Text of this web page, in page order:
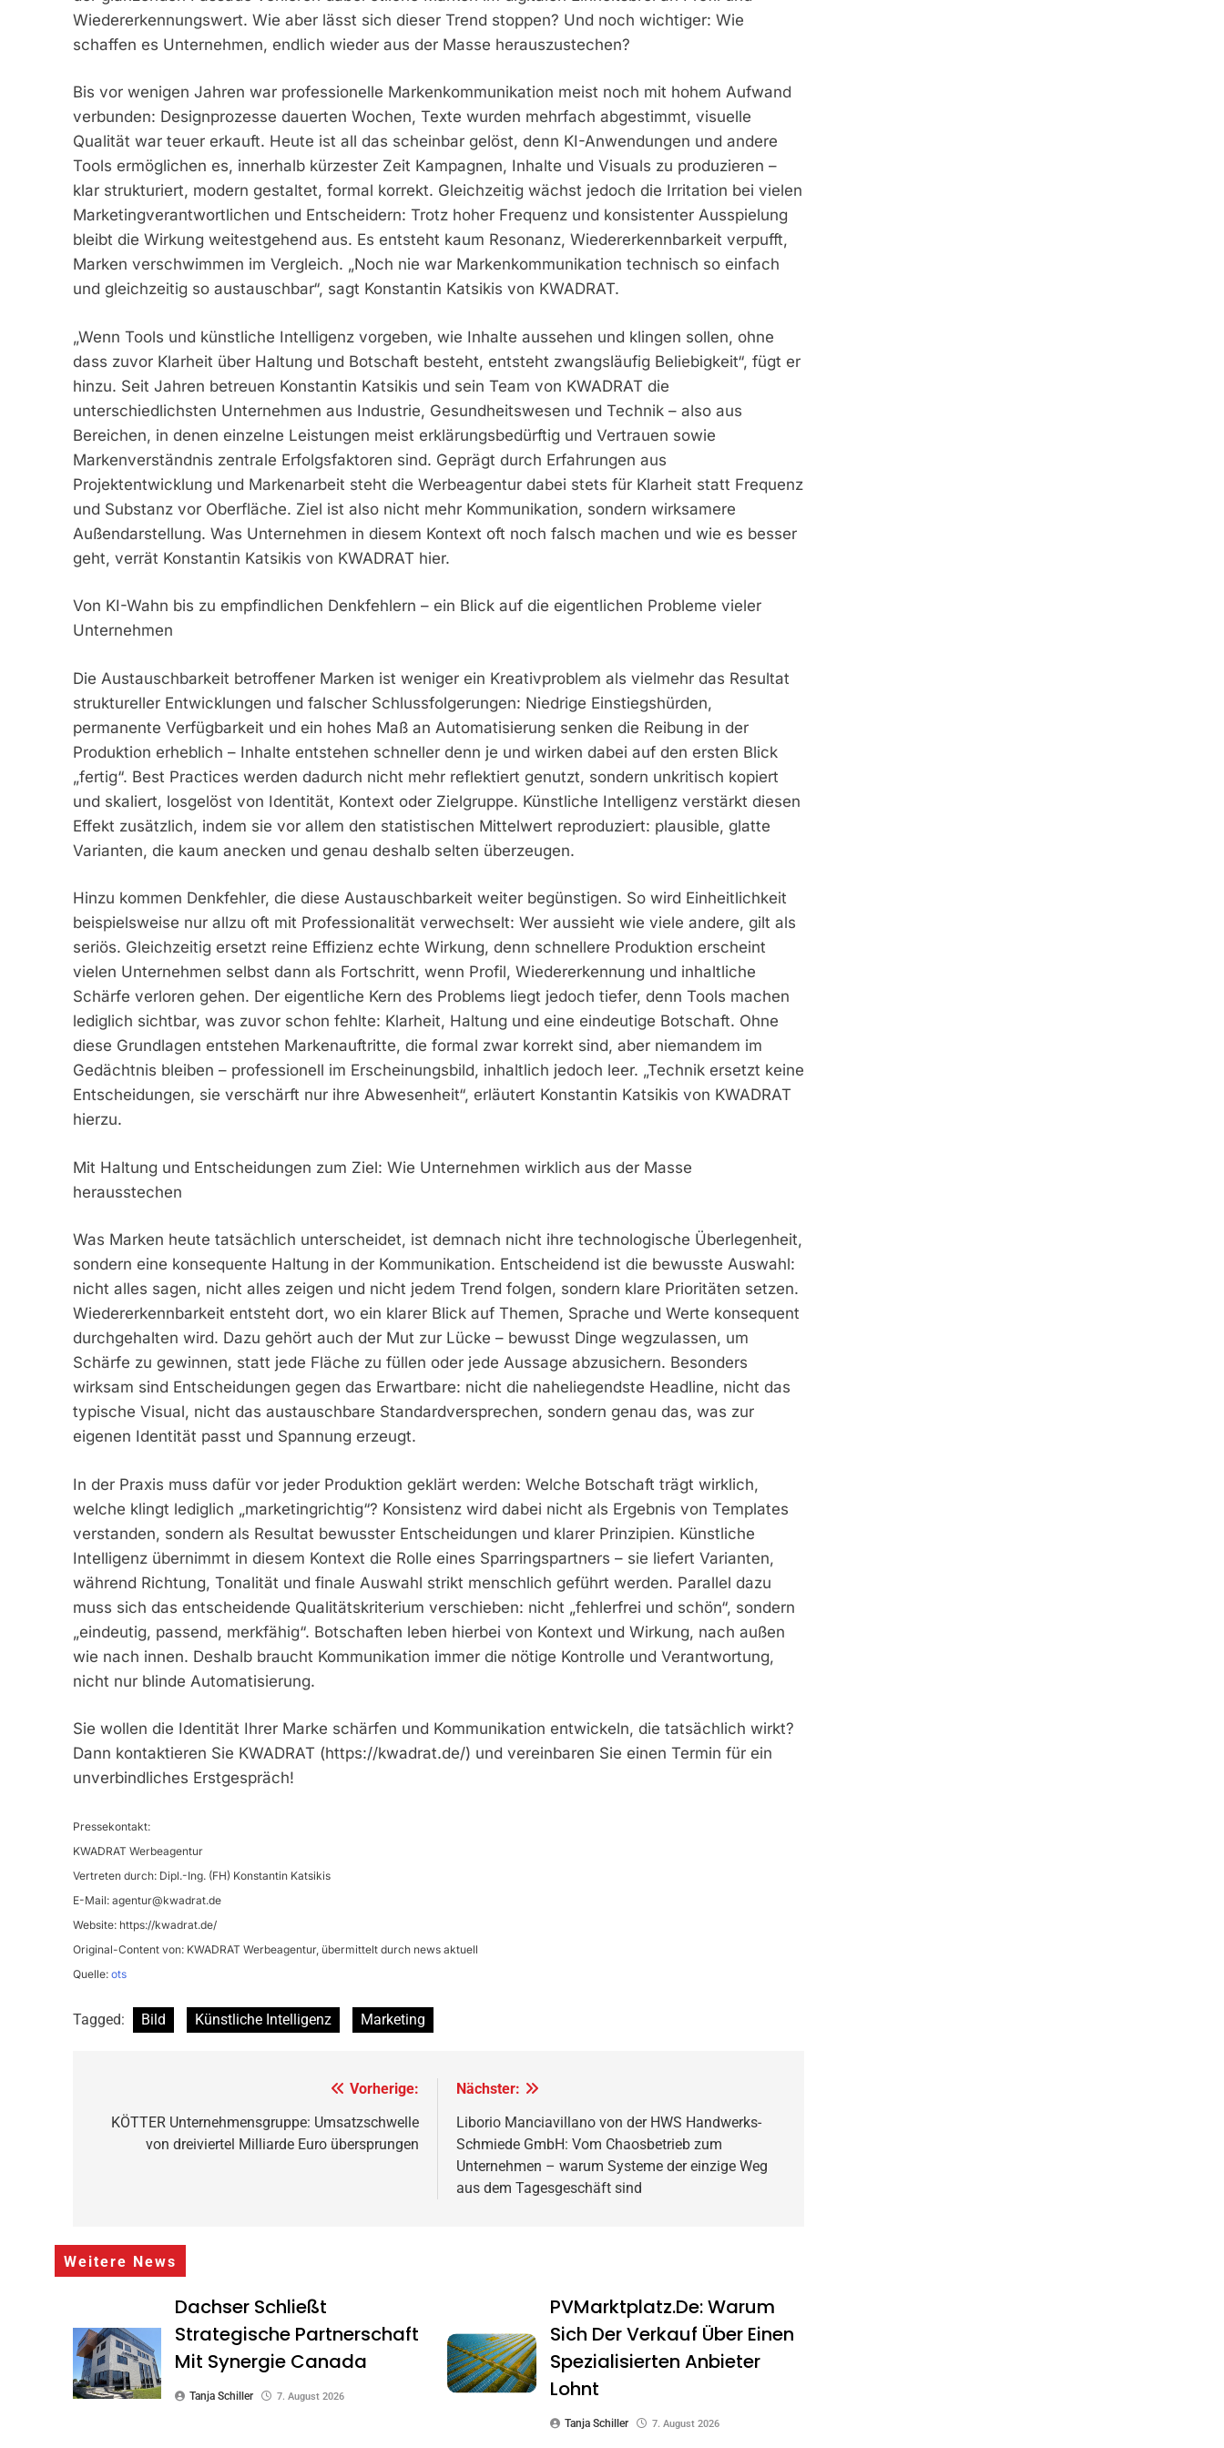
Wiedererkennungswert. Wie aber lässt sich dieser Trend stoppen? Und noch wichtiger: Wie
schaffen es Unternehmen, endlich wieder aus der Masse herauszustechen?
Bis vor wenigen Jahren war professionelle Markenkommunikation meist noch mit hohem Aufwand
verbunden: Designprozesse dauerten Wochen, Texte wurden mehrfach abgestimmt, visuelle
Qualität war teuer erkauft. Heute ist all das scheinbar gelöst, denn KI-Anwendungen und andere
Tools ermöglichen es, innerhalb kürzester Zeit Kampagnen, Inhalte und Visuals zu produzieren –
klar strukturiert, modern gestaltet, formal korrekt. Gleichzeitig wächst jedoch die Irritation bei vielen
Marketingverantwortlichen und Entscheidern: Trotz hoher Frequenz und konsistenter Ausspielung
bleibt die Wirkung weitestgehend aus. Es entsteht kaum Resonanz, Wiedererkennbarkeit verpufft,
Marken verschwimmen im Vergleich. „Noch nie war Markenkommunikation technisch so einfach
und gleichzeitig so austauschbar“, sagt Konstantin Katsikis von KWADRAT.
„Wenn Tools und künstliche Intelligenz vorgeben, wie Inhalte aussehen und klingen sollen, ohne
dass zuvor Klarheit über Haltung und Botschaft besteht, entsteht zwangsläufig Beliebigkeit“, fügt er
hinzu. Seit Jahren betreuen Konstantin Katsikis und sein Team von KWADRAT die
unterschiedlichsten Unternehmen aus Industrie, Gesundheitswesen und Technik – also aus
Bereichen, in denen einzelne Leistungen meist erklärungsbedürftig und Vertrauen sowie
Markenverständnis zentrale Erfolgsfaktoren sind. Geprägt durch Erfahrungen aus
Projektentwicklung und Markenarbeit steht die Werbeagentur dabei stets für Klarheit statt Frequenz
und Substanz vor Oberfläche. Ziel ist also nicht mehr Kommunikation, sondern wirksamere
Außendarstellung. Was Unternehmen in diesem Kontext oft noch falsch machen und wie es besser
geht, verrät Konstantin Katsikis von KWADRAT hier.
Von KI-Wahn bis zu empfindlichen Denkfehlern – ein Blick auf die eigentlichen Probleme vieler
Unternehmen
Die Austauschbarkeit betroffener Marken ist weniger ein Kreativproblem als vielmehr das Resultat
struktureller Entwicklungen und falscher Schlussfolgerungen: Niedrige Einstiegshürden,
permanente Verfügbarkeit und ein hohes Maß an Automatisierung senken die Reibung in der
Produktion erheblich – Inhalte entstehen schneller denn je und wirken dabei auf den ersten Blick
„fertig“. Best Practices werden dadurch nicht mehr reflektiert genutzt, sondern unkritisch kopiert
und skaliert, losgelöst von Identität, Kontext oder Zielgruppe. Künstliche Intelligenz verstärkt diesen
Effekt zusätzlich, indem sie vor allem den statistischen Mittelwert reproduziert: plausible, glatte
Varianten, die kaum anecken und genau deshalb selten überzeugen.
Hinzu kommen Denkfehler, die diese Austauschbarkeit weiter begünstigen. So wird Einheitlichkeit
beispielsweise nur allzu oft mit Professionalität verwechselt: Wer aussieht wie viele andere, gilt als
seriös. Gleichzeitig ersetzt reine Effizienz echte Wirkung, denn schnellere Produktion erscheint
vielen Unternehmen selbst dann als Fortschritt, wenn Profil, Wiedererkennung und inhaltliche
Schärfe verloren gehen. Der eigentliche Kern des Problems liegt jedoch tiefer, denn Tools machen
lediglich sichtbar, was zuvor schon fehlte: Klarheit, Haltung und eine eindeutige Botschaft. Ohne
diese Grundlagen entstehen Markenauftritte, die formal zwar korrekt sind, aber niemandem im
Gedächtnis bleiben – professionell im Erscheinungsbild, inhaltlich jedoch leer. „Technik ersetzt keine
Entscheidungen, sie verschärft nur ihre Abwesenheit“, erläutert Konstantin Katsikis von KWADRAT
hierzu.
Mit Haltung und Entscheidungen zum Ziel: Wie Unternehmen wirklich aus der Masse
herausstechen
Was Marken heute tatsächlich unterscheidet, ist demnach nicht ihre technologische Überlegenheit,
sondern eine konsequente Haltung in der Kommunikation. Entscheidend ist die bewusste Auswahl:
nicht alles sagen, nicht alles zeigen und nicht jedem Trend folgen, sondern klare Prioritäten setzen.
Wiedererkennbarkeit entsteht dort, wo ein klarer Blick auf Themen, Sprache und Werte konsequent
durchgehalten wird. Dazu gehört auch der Mut zur Lücke – bewusst Dinge wegzulassen, um
Schärfe zu gewinnen, statt jede Fläche zu füllen oder jede Aussage abzusichern. Besonders
wirksam sind Entscheidungen gegen das Erwartbare: nicht die naheliegendste Headline, nicht das
typische Visual, nicht das austauschbare Standardversprechen, sondern genau das, was zur
eigenen Identität passt und Spannung erzeugt.
In der Praxis muss dafür vor jeder Produktion geklärt werden: Welche Botschaft trägt wirklich,
welche klingt lediglich „marketingrichtig“? Konsistenz wird dabei nicht als Ergebnis von Templates
verstanden, sondern als Resultat bewusster Entscheidungen und klarer Prinzipien. Künstliche
Intelligenz übernimmt in diesem Kontext die Rolle eines Sparringspartners – sie liefert Varianten,
während Richtung, Tonalität und finale Auswahl strikt menschlich geführt werden. Parallel dazu
muss sich das entscheidende Qualitätskriterium verschieben: nicht „fehlerfrei und schön“, sondern
„eindeutig, passend, merkfähig“. Botschaften leben hierbei von Kontext und Wirkung, nach außen
wie nach innen. Deshalb braucht Kommunikation immer die nötige Kontrolle und Verantwortung,
nicht nur blinde Automatisierung.
Sie wollen die Identität Ihrer Marke schärfen und Kommunikation entwickeln, die tatsächlich wirkt?
Dann kontaktieren Sie KWADRAT (https://kwadrat.de/) und vereinbaren Sie einen Termin für ein
unverbindliches Erstgespräch!
Pressekontakt:
KWADRAT Werbeagentur
Vertreten durch: Dipl.-Ing. (FH) Konstantin Katsikis
E-Mail: agentur@kwadrat.de
Website: https://kwadrat.de/
Original-Content von: KWADRAT Werbeagentur, übermittelt durch news aktuell
Quelle: ots
Tagged: Bild Künstliche Intelligenz Marketing
Vorherige:
KÖTTER Unternehmensgruppe: Umsatzschwelle
von dreiviertel Milliarde Euro übersprungen
Nächster:
Liborio Manciavillano von der HWS Handwerks-
Schmiede GmbH: Vom Chaosbetrieb zum
Unternehmen – warum Systeme der einzige Weg
aus dem Tagesgeschäft sind
Weitere News
Dachser Schließt
Strategische Partnerschaft
Mit Synergie Canada
Tanja Schiller 7. August 2026
PVMarktplatz.de: Warum
Sich Der Verkauf Über Einen
Spezialisierten Anbieter
Lohnt
Tanja Schiller 7. August 2026